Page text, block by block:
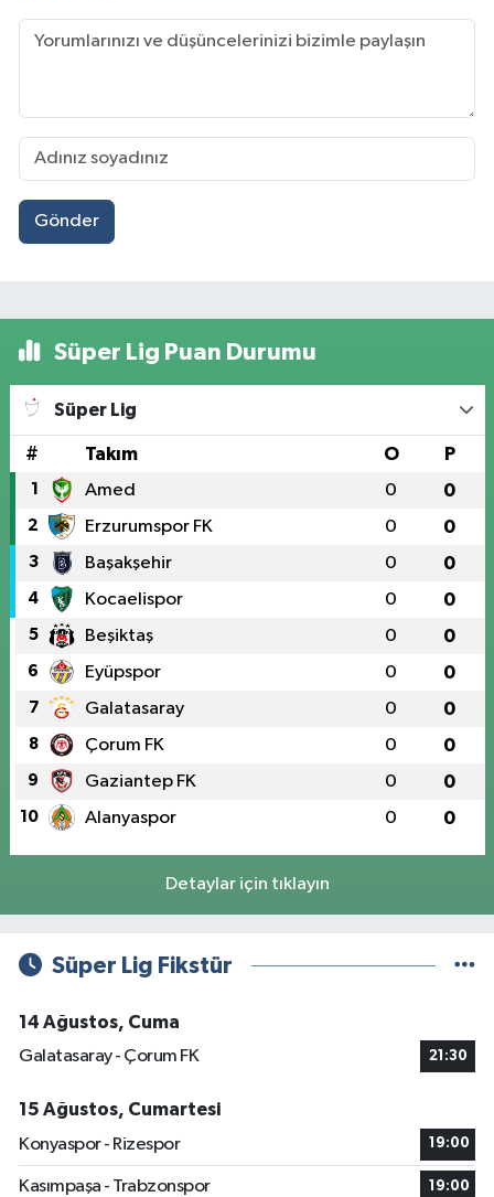
Gönder
Süper Lig Puan Durumu
Süper Lig
# Takım O P
1 Amed 0 0
2 Erzurumspor FK 0 0
3 Başakşehir 0 0
4 Kocaelispor 0 0
5 Beşiktaş 0 0
6 Eyüpspor 0 0
7 Galatasaray 0 0
8 Çorum FK 0 0
9 Gaziantep FK 0 0
10 Alanyaspor 0 0
Detaylar için tıklayın
Süper Lig Fikstür
14 Ağustos, Cuma
Galatasaray - Çorum FK
21:30
15 Ağustos, Cumartesi
Konyaspor - Rizespor
19:00
Kasımpaşa - Trabzonspor 19:00